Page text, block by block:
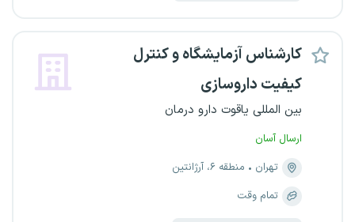
کارشناس آزمایشگاه و کنترل
کیفیت داروسازی
بین المللی یاقوت دارو درمان
ارسال آسان
تهران
منطقه ۶، آرژانتین
تمام وقت